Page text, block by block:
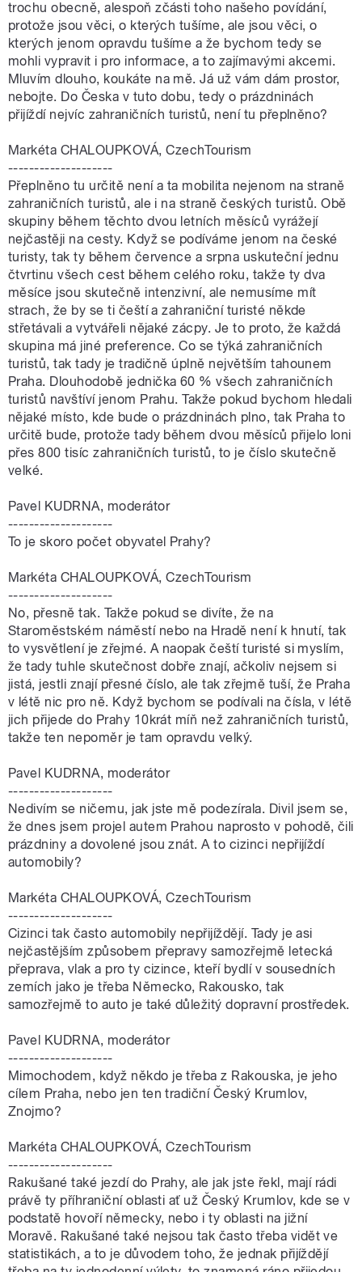
trochu obecně, alespoň zčásti toho našeho povídání,
protože jsou věci, o kterých tušíme, ale jsou věci, o
kterých jenom opravdu tušíme a že bychom tedy se
mohli vypravit i pro informace, a to zajímavými akcemi.
Mluvím dlouho, koukáte na mě. Já už vám dám prostor,
nebojte. Do Česka v tuto dobu, tedy o prázdninách
přijíždí nejvíc zahraničních turistů, není tu přeplněno?
Markéta CHALOUPKOVÁ, CzechTourism
--------------------
Přeplněno tu určitě není a ta mobilita nejenom na straně
zahraničních turistů, ale i na straně českých turistů. Obě
skupiny během těchto dvou letních měsíců vyrážejí
nejčastěji na cesty. Když se podíváme jenom na české
turisty, tak ty během července a srpna uskuteční jednu
čtvrtinu všech cest během celého roku, takže ty dva
měsíce jsou skutečně intenzivní, ale nemusíme mít
strach, že by se ti čeští a zahraniční turisté někde
střetávali a vytvářeli nějaké zácpy. Je to proto, že každá
skupina má jiné preference. Co se týká zahraničních
turistů, tak tady je tradičně úplně největším tahounem
Praha. Dlouhodobě jednička 60 % všech zahraničních
turistů navštíví jenom Prahu. Takže pokud bychom hledali
nějaké místo, kde bude o prázdninách plno, tak Praha to
určitě bude, protože tady během dvou měsíců přijelo loni
přes 800 tisíc zahraničních turistů, to je číslo skutečně
velké.
Pavel KUDRNA, moderátor
--------------------
To je skoro počet obyvatel Prahy?
Markéta CHALOUPKOVÁ, CzechTourism
--------------------
No, přesně tak. Takže pokud se divíte, že na
Staroměstském náměstí nebo na Hradě není k hnutí, tak
to vysvětlení je zřejmé. A naopak čeští turisté si myslím,
že tady tuhle skutečnost dobře znají, ačkoliv nejsem si
jistá, jestli znají přesné číslo, ale tak zřejmě tuší, že Praha
v létě nic pro ně. Když bychom se podívali na čísla, v létě
jich přijede do Prahy 10krát míň než zahraničních turistů,
takže ten nepoměr je tam opravdu velký.
Pavel KUDRNA, moderátor
--------------------
Nedivím se ničemu, jak jste mě podezírala. Divil jsem se,
že dnes jsem projel autem Prahou naprosto v pohodě, čili
prázdniny a dovolené jsou znát. A to cizinci nepřijíždí
automobily?
Markéta CHALOUPKOVÁ, CzechTourism
--------------------
Cizinci tak často automobily nepřijíždějí. Tady je asi
nejčastějším způsobem přepravy samozřejmě letecká
přeprava, vlak a pro ty cizince, kteří bydlí v sousedních
zemích jako je třeba Německo, Rakousko, tak
samozřejmě to auto je také důležitý dopravní prostředek.
Pavel KUDRNA, moderátor
--------------------
Mimochodem, když někdo je třeba z Rakouska, je jeho
cílem Praha, nebo jen ten tradiční Český Krumlov,
Znojmo?
Markéta CHALOUPKOVÁ, CzechTourism
--------------------
Rakušané také jezdí do Prahy, ale jak jste řekl, mají rádi
právě ty příhraniční oblasti ať už Český Krumlov, kde se v
podstatě hovoří německy, nebo i ty oblasti na jižní
Moravě. Rakušané také nejsou tak často třeba vidět ve
statistikách, a to je důvodem toho, že jednak přijíždějí